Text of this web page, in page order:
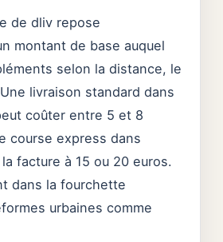
de dliv repose
montant de base auquel
selon la distance, le
livraison standard dans
coûter entre 5 et 8
course express dans
facture à 15 ou 20 euros.
dans la fourchette
urbaines comme